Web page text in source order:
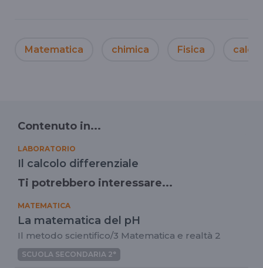
Matematica chimica Fisica
Contenuto in...
LABORATORIO
Il calcolo differenziale
Ti potrebbero interessare...
MATEMATICA
La matematica del pH
Il metodo scientifico/3 Matematica e realtà 2
SCUOLA SECONDARIA 2°